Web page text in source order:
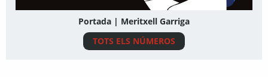
Portada | Meritxell Garriga
TOTS ELS NÚMEROS